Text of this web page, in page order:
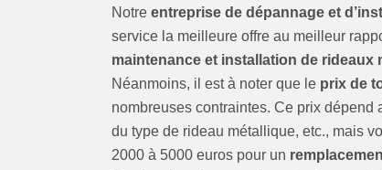
Notre entreprise de dépannage et
service la meilleure offre au meilleur
maintenance et installation de rideaux
Néanmoins, il est à noter que le prix de
nombreuses contraintes. Ce prix
du type de rideau métallique, etc., mais
2000 à 5000 euros pour un